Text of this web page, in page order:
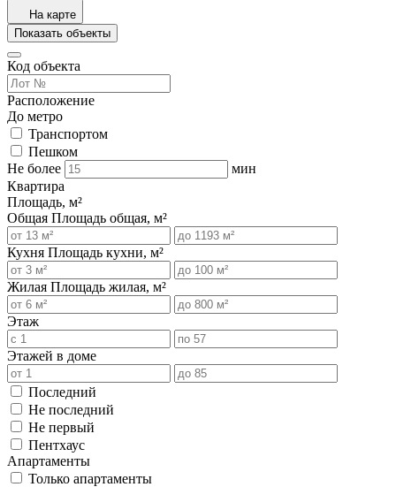
На карте
Показать объекты
Код объекта
Расположение
До метро
Транспортом
Пешком
Не более
мин
Квартира
Площадь, м²
Общая Площадь общая, м²
Кухня Площадь кухни, м²
Жилая Площадь жилая, м²
Этаж
Этажей в доме
Последний
Не последний
Не первый
Пентхаус
Апартаменты
Только апартаменты